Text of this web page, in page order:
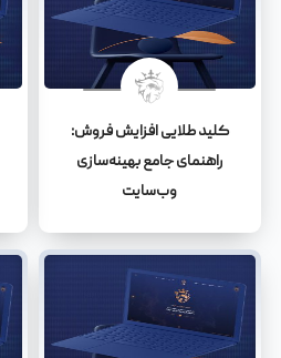
کلید طلایی افزایش فروش:
راهنمای جامع بهینه‌سازی
وب‌سایت